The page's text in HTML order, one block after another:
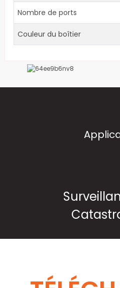
Nombre de ports
Couleur du boîtier